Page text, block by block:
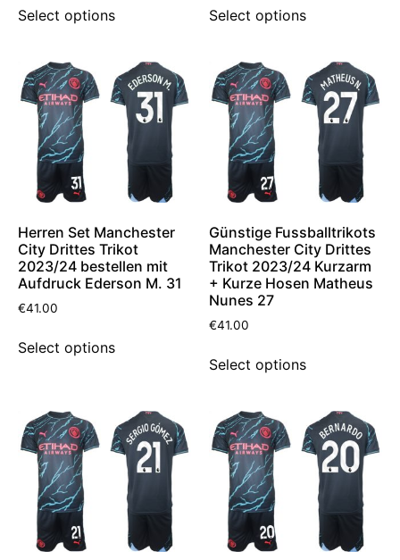
Select options Select options
Herren Set Manchester
City Drittes Trikot
2023/24 bestellen mit
Aufdruck Ederson M. 31
€41.00
Select options
Günstige Fussballtrikots
Manchester City Drittes
Trikot 2023/24 Kurzarm
+ Kurze Hosen Matheus
Nunes 27
€41.00
Select options